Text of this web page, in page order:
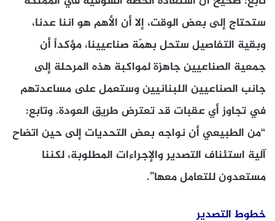
ستحتاج إلى بعض الوقت، إلا أن الأهم هو اننا عدنا،
وبقية التفاصيل ستحل بهمّة صناعيينا، مؤكداً أن
جمعية الصناعيين جاهزة لمواكبة هذه المرحلة إلى
جانب الصناعيين اللبنانيين وستعمل على مساعدتهم
في تجاوز أي عقبات قد تعترض طريق العودة. وتابع:
“من الطبيعي أن نواجه بعض التحديات إلى حين اتضاح
آلية استئناف التصدير والإجراءات المطلوبة، لكننا
مستعدون للتعامل معها”.
خطوط التصدير